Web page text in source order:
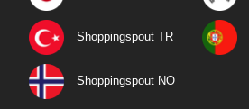
Shoppingspout TR
Shoppingspout NO